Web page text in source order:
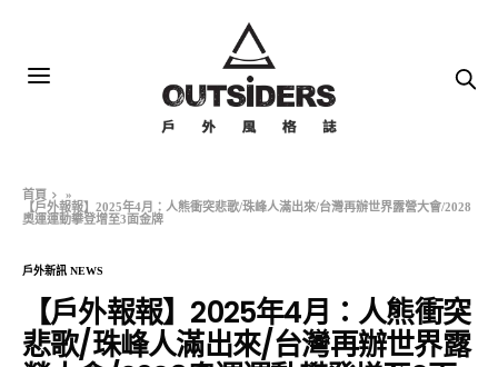
首頁
»
【戶外報報】2025年4月：人熊衝突悲歌/珠峰人滿出來/台灣再辦世界露營大會/2028
奧運運動攀登增至3面金牌
戶外新訊 NEWS
【戶外報報】2025年4月：人熊衝突
悲歌/珠峰人滿出來/台灣再辦世界露